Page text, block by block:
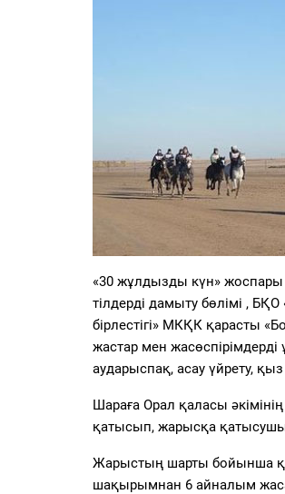
«30 жұлдызды күн» жоспары
тілдерді дамыту бөлімі ,
бірлестігі» МКҚК қарасты
жастар мен жасөспірімдерді
аударыспақ, асау үйрету,
Шараға Орал қаласы
қатысып, жарысқа
Жарыстың шарты бойынша
шақырымнан 6 айналым